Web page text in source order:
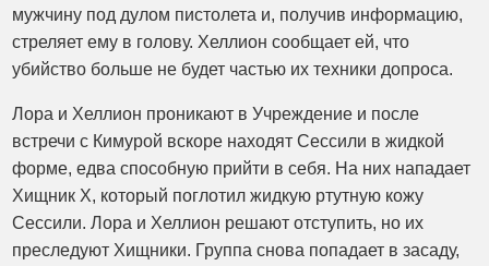
мужчину под дулом пистолета и, получив информацию,
стреляет ему в голову. Хеллион сообщает ей, что
убийство больше не будет частью их техники допроса.
Лора и Хеллион проникают в Учреждение и после
встречи с Кимурой вскоре находят Сессили в жидкой
форме, едва способную прийти в себя. На них нападает
Хищник X, который поглотил жидкую ртутную кожу
Сессили. Лора и Хеллион решают отступить, но их
преследуют Хищники. Группа снова попадает в засаду,